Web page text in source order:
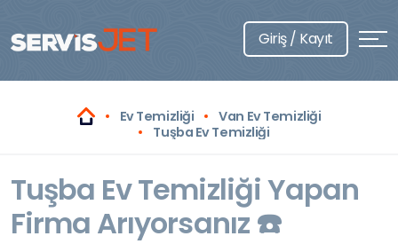
Giriş / Kayıt
Ev Temizliği
Van Ev Temizliği
Tuşba Ev Temizliği
Tuşba Ev Temizliği Yapan
Firma Arıyorsanız ☎️